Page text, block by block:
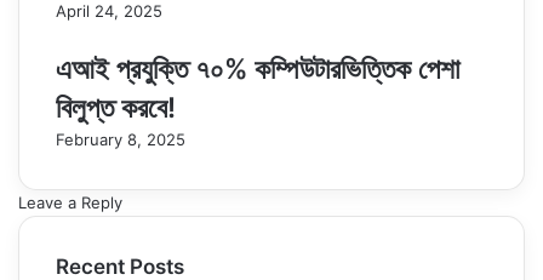
April 24, 2025
এআই প্রযুক্তি ৭০% কম্পিউটারভিত্তিক পেশা
বিলুপ্ত করবে!
February 8, 2025
Leave a Reply
Recent Posts